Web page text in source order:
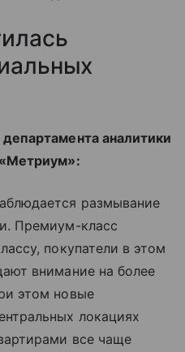
аналитики
«Метриум»:
размывание
Премиум-класс
покупатели в этом
внимание на более
этом новые
локациях
все чаще